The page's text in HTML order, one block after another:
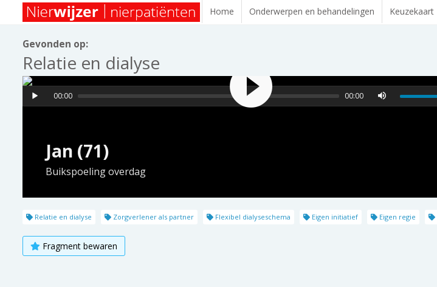
Home Onderwerpen en behandelingen Keuzekaart
Gevonden op:
Relatie en dialyse
Jan (71)
Buikspoeling overdag
00:00 00:00
Relatie en dialyse Zorgverlener als partner Flexibel dialyseschema Eigen initiatief Eigen regie
Fragment bewaren